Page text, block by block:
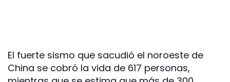
El fuerte sismo que sacudió el noroeste de
China se cobró la vida de 617 personas,